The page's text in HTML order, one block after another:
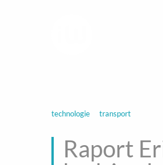
technologie transport
Raport